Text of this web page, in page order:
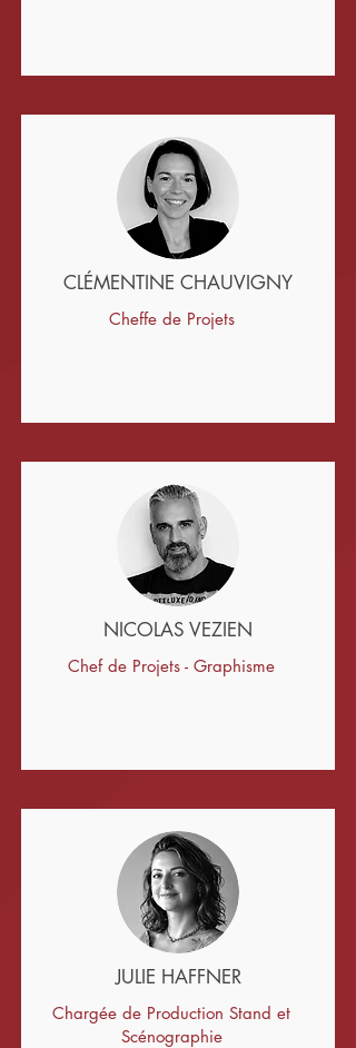
CLÉMENTINE CHAUVIGNY
Cheffe de Projets
NICOLAS VEZIEN
Chef de Projets - Graphisme
JULIE HAFFNER
Chargée de Production Stand et
Scénographie